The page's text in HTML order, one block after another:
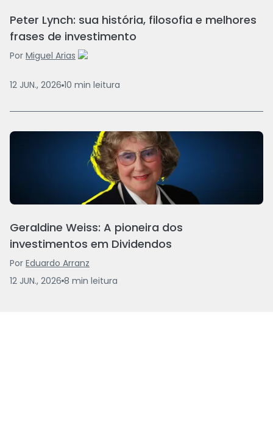
Peter Lynch: sua história, filosofia e melhores
frases de investimento
Por Miguel Arias
12 JUN., 2026 10 min leitura
Geraldine Weiss: A pioneira dos
investimentos em Dividendos
Por Eduardo Arranz
12 JUN., 2026 8 min leitura